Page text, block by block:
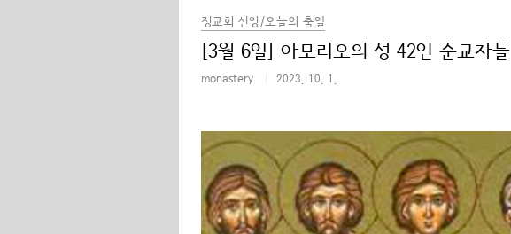
정교회 신앙/오늘의 축일
[3월 6일] 아모리오의 성 42인 순교자들
monastery 2023. 10. 1.